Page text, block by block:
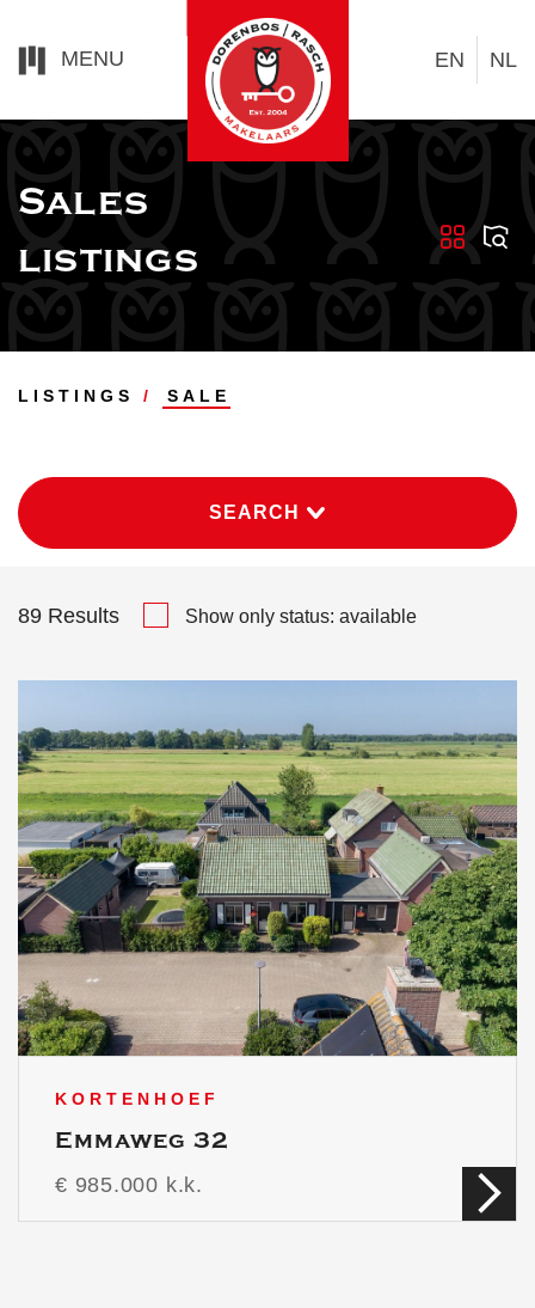
MENU EN NL
Sales
listings
LISTINGS SALE
SEARCH
89 Results Show only status: available
KORTENHOEF
Emmaweg 32
€ 985.000 k.k.